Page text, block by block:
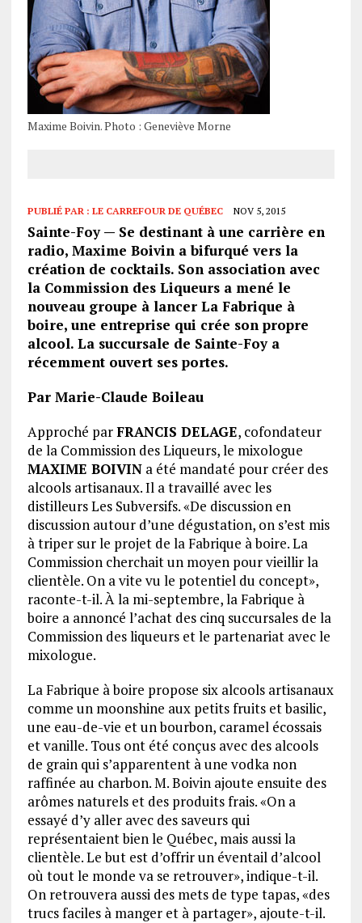
Maxime Boivin. Photo : Geneviève Morne
PUBLIÉ PAR : LE CARREFOUR DE QUÉBEC NOV 5, 2015
Sainte-Foy — Se destinant à une carrière en
radio, Maxime Boivin a bifurqué vers la
création de cocktails. Son association avec
la Commission des Liqueurs a mené le
nouveau groupe à lancer La Fabrique à
boire, une entreprise qui crée son propre
alcool. La succursale de Sainte-Foy a
récemment ouvert ses portes.
Par Marie-Claude Boileau
Approché parFRANCIS DELAGE, cofondateur
de la Commission des Liqueurs, le mixologue
MAXIME BOIVINa été mandaté pour créer des
alcools artisanaux. Il a travaillé avec les
distilleurs Les Subversifs. «De discussion en
discussion autour d’une dégustation, on s’est mis
à triper sur le projet de la Fabrique à boire. La
Commission cherchait un moyen pour vieillir la
clientèle. On a vite vu le potentiel du concept»,
raconte-t-il. À la mi-septembre, la Fabrique à
boire a annoncé l’achat des cinq succursales de la
Commission des liqueurs et le partenariat avec le
mixologue.
La Fabrique à boire propose six alcools artisanaux
comme un moonshine aux petits fruits et basilic,
une eau-de-vie et un bourbon, caramel écossais
et vanille. Tous ont été conçus avec des alcools
de grain qui s’apparentent à une vodka non
raffinée au charbon. M. Boivin ajoute ensuite des
arômes naturels et des produits frais. «On a
essayé d’y aller avec des saveurs qui
représentaient bien le Québec, mais aussi la
clientèle. Le but est d’offrir un éventail d’alcool
où tout le monde va se retrouver», indique-t-il.
On retrouvera aussi des mets de type tapas, «des
trucs faciles à manger et à partager», ajoute-t-il.